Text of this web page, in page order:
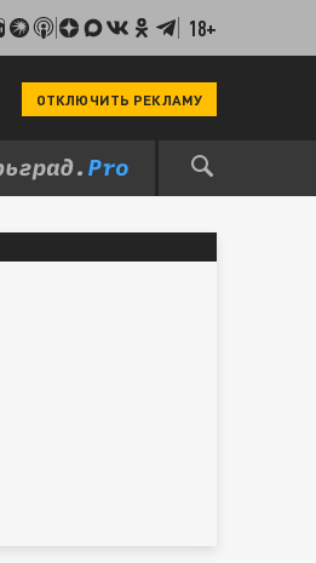
18+
ОТКЛЮЧИТЬ РЕКЛАМУ